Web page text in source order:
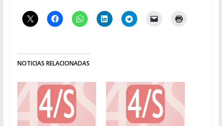
NOTICIAS RELACIONADAS